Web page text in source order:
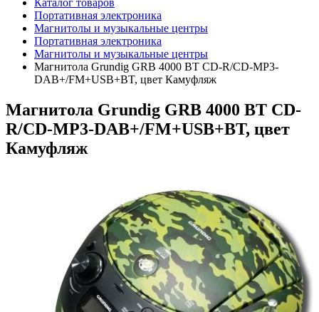
Каталог товаров
Портативная электроника
Магнитолы и музыкальные центры
Портативная электроника
Магнитолы и музыкальные центры
Магнитола Grundig GRB 4000 BT CD-R/CD-MP3-
DAB+/FM+USB+BT, цвет Камуфляж
Магнитола Grundig GRB 4000 BT CD-
R/CD-MP3-DAB+/FM+USB+BT, цвет
Камуфляж